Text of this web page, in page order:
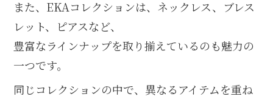
また、EKAコレクションは、ネックレス、ブレス
レット、ピアスなど、
豊富なラインナップを取り揃えているのも魅力の
一つです。
同じコレクションの中で、異なるアイテムを重ね